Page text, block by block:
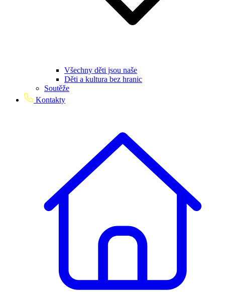
Všechny děti jsou naše
Děti a kultura bez hranic
Soutěže
Kontakty